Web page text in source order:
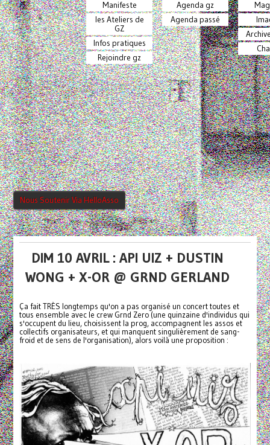
Manifeste
les Ateliers de
GZ
Infos pratiques
Rejoindre gz
Agenda gz
Agenda passé
Nous Soutenir Via HelloAsso
DIM 10 AVRIL : API UIZ + DUSTIN
WONG + X-OR @ GRND GERLAND
Ça fait TRÈS longtemps qu'on a pas organisé un concert toutes et
tous ensemble avec le crew Grnd Zero (une quinzaine d'individus qui
s'occupent du lieu, choisissent la prog, accompagnent les assos et
collectifs organisateurs, et qui manquent singulièrement de sang-
froid et de sens de l'organisation), alors voilà une proposition :